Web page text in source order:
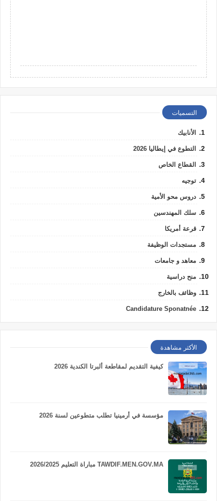
التسميات
الأنابيك
التطوع في إيطاليا 2026
القطاع الخاص
توجيه
دروس محو الأمية
سلك المهندسين
قرعة أمريكا
مستجدات الوظيفة
معاهد و جامعات
منح دراسية
وظائف بالخارج
Candidature Sponatnée
الأكثر مشاهدة
كيفية التقديم لمقاطعة ألبرتا الكندية 2026
مؤسسة في أرمينيا تطلب متطوعين لسنة 2026
TAWDIF.MEN.GOV.MA مباراة التعليم 2026/2025